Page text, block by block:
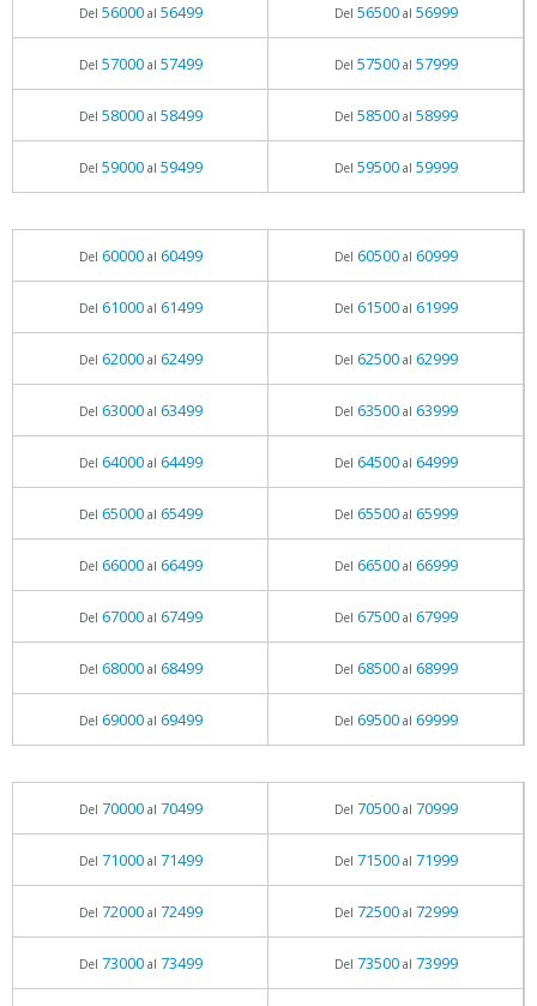
Del 56000al 56499 Del 56500al 56999
Del 57000al 57499 Del 57500al 57999
Del 58000al 58499 Del 58500al 58999
Del 59000al 59499 Del 59500al 59999
Del 60000al 60499 Del 60500al 60999
Del 61000al 61499 Del 61500al 61999
Del 62000al 62499 Del 62500al 62999
Del 63000al 63499 Del 63500al 63999
Del 64000al 64499 Del 64500al 64999
Del 65000al 65499 Del 65500al 65999
Del 66000al 66499 Del 66500al 66999
Del 67000al 67499 Del 67500al 67999
Del 68000al 68499 Del 68500al 68999
Del 69000al 69499 Del 69500al 69999
Del 70000al 70499 Del 70500al 70999
Del 71000al 71499 Del 71500al 71999
Del 72000al 72499 Del 72500al 72999
Del 73000al 73499 Del 73500al 73999